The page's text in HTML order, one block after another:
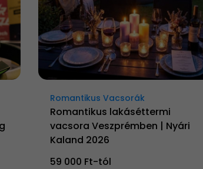
Romantikus Vacsorák
Romantikus lakáséttermi
vacsora Veszprémben | Nyári
Kaland 2026
59 000 Ft-tól